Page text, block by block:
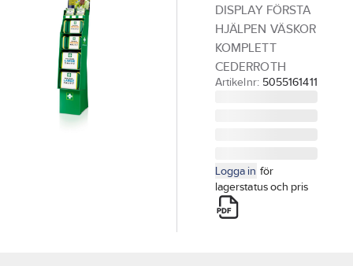
DISPLAY FÖRSTA
HJÄLPEN VÄSKOR
KOMPLETT
CEDERROTH
Artikelnr: 5055161411
Logga in för
lagerstatus och pris